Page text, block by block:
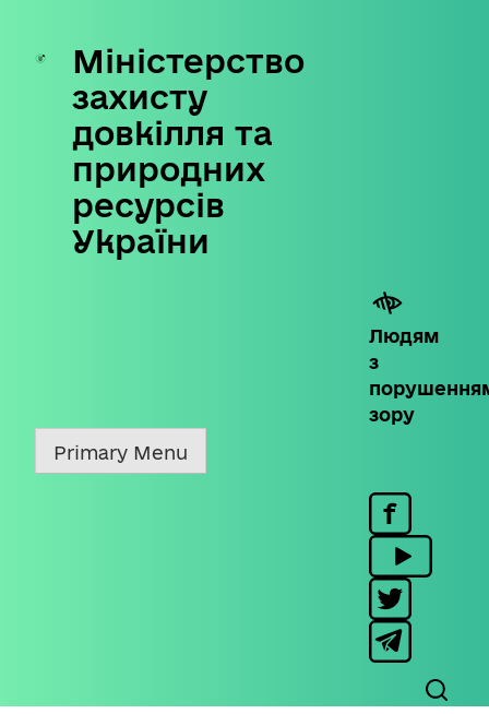
Skip
content
Міністерство
захисту
довкілля та
природних
ресурсів
України
Людям
з
зору
Primary Menu